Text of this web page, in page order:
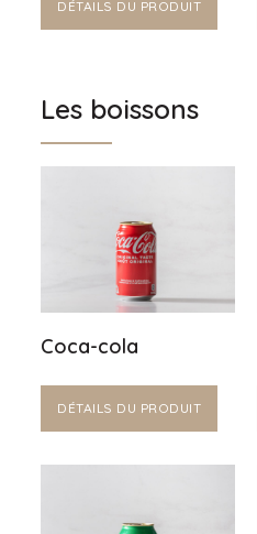
DÉTAILS DU PRODUIT
Les boissons
Coca-cola
DÉTAILS DU PRODUIT